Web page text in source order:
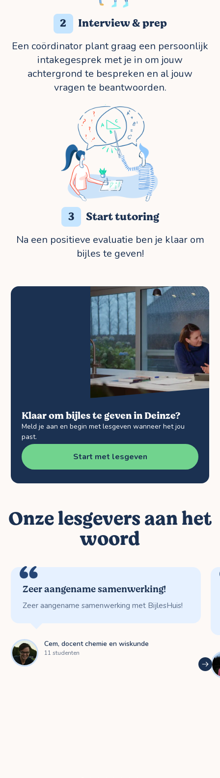
2 Interview & prep
Een coördinator plant graag een persoonlijk
intakegesprek met je in om jouw
achtergrond te bespreken en al jouw
vragen te beantwoorden.
3 Start tutoring
Na een positieve evaluatie ben je klaar om
bijles te geven!
Klaar om bijles te geven in Deinze?
Meld je aan en begin met lesgeven wanneer het jou
past.
Start met lesgeven
Onze lesgevers aan het
woord
Zeer aangename samenwerking!
Zeer aangename samenwerking met BijlesHuis!
Cem, docent chemie en wiskunde
11 studenten